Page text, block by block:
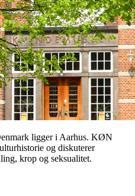
ligger i Aarhus. KØN
og diskuterer
krop og seksualitet.